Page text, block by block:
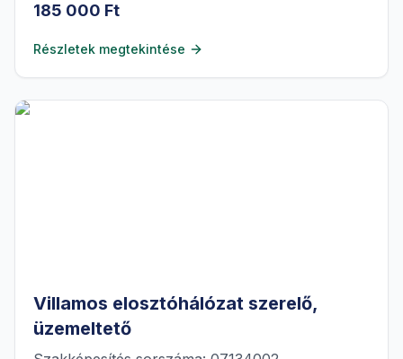
185 000 Ft
Részletek megtekintése
Villamos elosztóhálózat szerelő,
üzemeltető